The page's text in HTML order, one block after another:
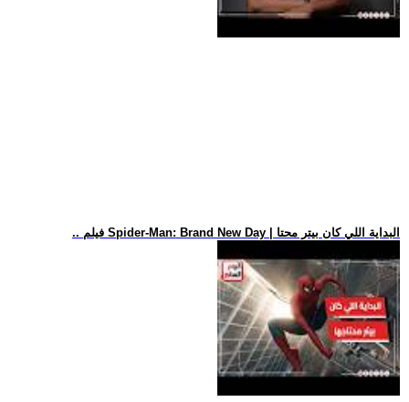
.. فيلم Spider-Man: Brand New Day | البداية اللي كان بيتر محتا